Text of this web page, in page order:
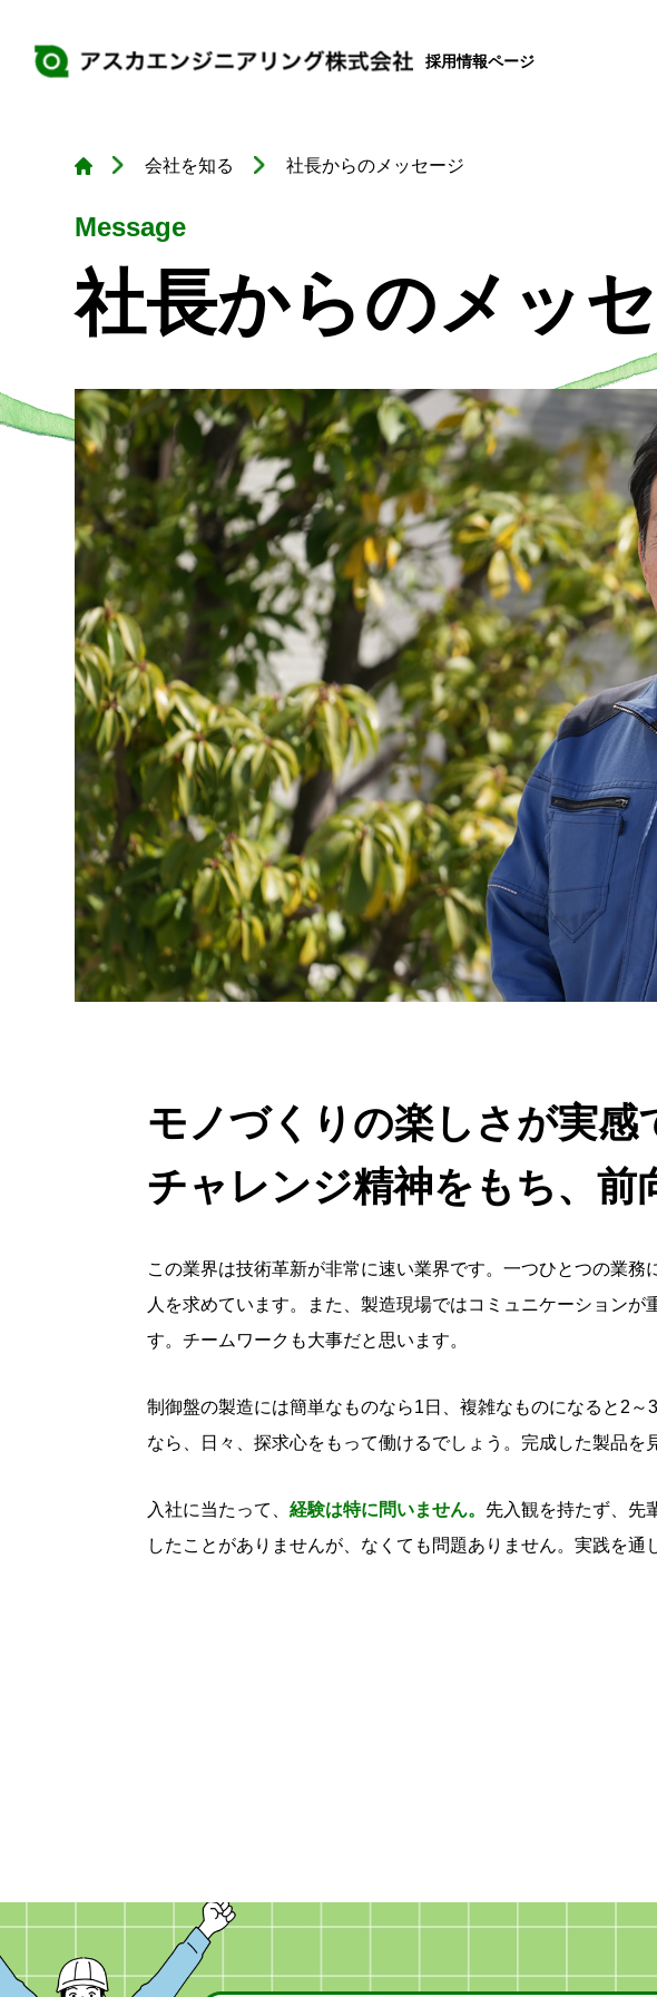
採用情報ページ
会社を知る 社長からのメッセージ
Message
社長からのメッ
モノづくりの楽しさが実感
チャレンジ精神をもち、前
この業界は技術革新が非常に速い業界です。一つひとつの業
人を求めています。また、製造現場ではコミュニケーションが
す。チームワークも大事だと思います。
制御盤の製造には簡単なものなら1日、複雑なものになると2～
なら、日々、探求心をもって働けるでしょう。完成した製品を
入社に当たって、 経験は特に問いません。 先入観を持たず、先
したことがありませんが、なくても問題ありません。実践を